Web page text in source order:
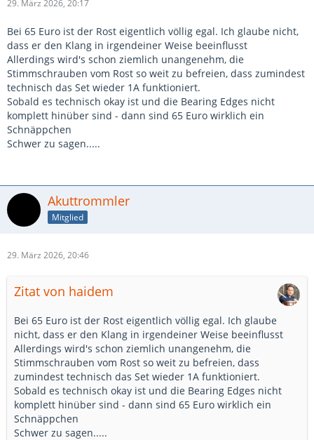
29. März 2026, 20:17
Bei 65 Euro ist der Rost eigentlich völlig egal. Ich glaube nicht,
dass er den Klang in irgendeiner Weise beeinflusst
Allerdings wird's schon ziemlich unangenehm, die
Stimmschrauben vom Rost so weit zu befreien, dass zumindest
technisch das Set wieder 1A funktioniert.
Sobald es technisch okay ist und die Bearing Edges nicht
komplett hinüber sind - dann sind 65 Euro wirklich ein
Schnäppchen
Schwer zu sagen.....
Akuttrommler
Mitglied
29. März 2026, 20:46
Zitat von haidem
Bei 65 Euro ist der Rost eigentlich völlig egal. Ich glaube
nicht, dass er den Klang in irgendeiner Weise beeinflusst
Allerdings wird's schon ziemlich unangenehm, die
Stimmschrauben vom Rost so weit zu befreien, dass
zumindest technisch das Set wieder 1A funktioniert.
Sobald es technisch okay ist und die Bearing Edges nicht
komplett hinüber sind - dann sind 65 Euro wirklich ein
Schnäppchen
Schwer zu sagen.....